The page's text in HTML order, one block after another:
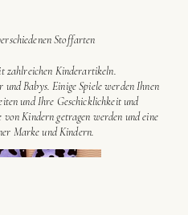
Stoffarten
zahlreichen Kinderartikeln.
Babys. Einige Spiele werden Ihnen
und Ihre Geschicklichkeit und
Kindern getragen werden und eine
Marke und Kindern.